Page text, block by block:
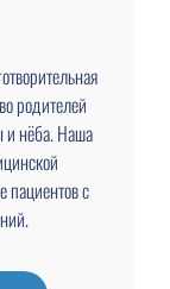
родителей
и нёба. Наша
пациентов с